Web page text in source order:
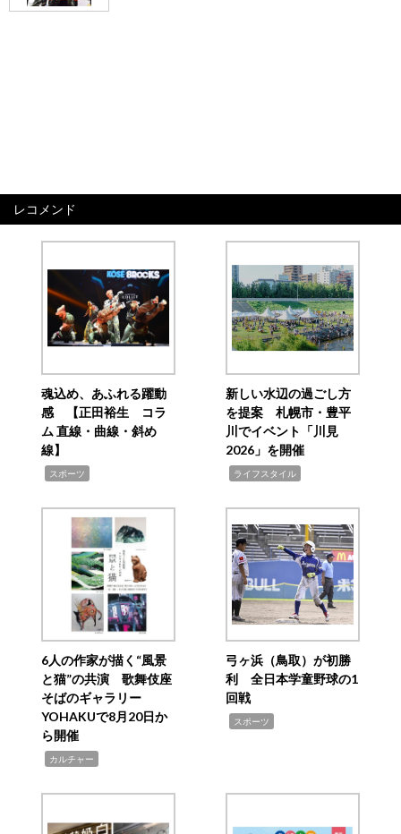
レコメンド
魂込め、あふれる躍動
感 【正田裕生 コラ
ム 直線・曲線・斜め
線】
スポーツ
新しい水辺の過ごし方
を提案 札幌市・豊平
川でイベント「川見
2026」を開催
ライフスタイル
6人の作家が描く“風景
と猫”の共演 歌舞伎座
そばのギャラリー
YOHAKUで8月20日か
ら開催
カルチャー
弓ヶ浜（鳥取）が初勝
利 全日本学童野球の1
回戦
スポーツ